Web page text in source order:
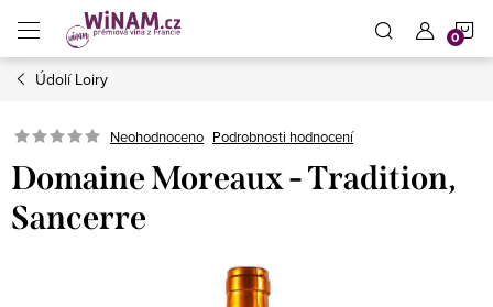
obsah
Údolí Loiry
Neohodnoceno Podrobnosti hodnocení
Domaine Moreaux - Tradition,
Sancerre